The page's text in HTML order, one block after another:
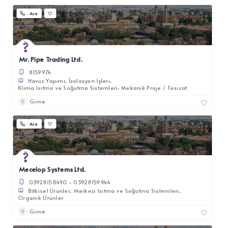
Ara
Mr. Pipe Trading Ltd.
8159974
Havuz Yapımı İzolasyon İşleri
Klima Isıtma ve Soğutma Sistemleri Mekanik Proje / Tesisat
Girne
Ara
Mecelop Systems Ltd.
03928158490 - 03928159944
Bitkisel Ürünler Merkezi Isıtma ve Soğutma Sistemleri
Organik Ürünler
Girne